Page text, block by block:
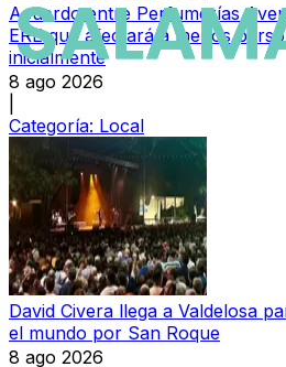
Acuerdo entre Perfumerías
ERE que afectará a menos
inicialmente
8 ago 2026
Categoría: Local
David Civera llega a Valdelosa
el mundo por San Roque
8 ago 2026